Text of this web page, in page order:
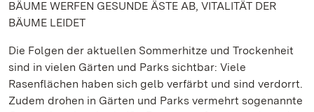
BÄUME WERFEN GESUNDE ÄSTE AB, VITALITÄT DER
BÄUME LEIDET
Die Folgen der aktuellen Sommerhitze und Trockenheit
sind in vielen Gärten und Parks sichtbar: Viele
Rasenflächen haben sich gelb verfärbt und sind verdorrt.
Zudem drohen in Gärten und Parks vermehrt sogenannte